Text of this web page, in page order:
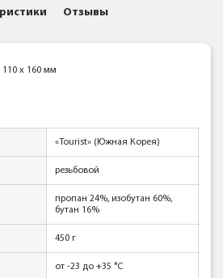
Отзывы
110 x 160 мм
«Tourist» (Южная Корея)
резьбовой
пропан 24%, изобутан 60%,
бутан 16%
450 г
от -23 до +35 °С